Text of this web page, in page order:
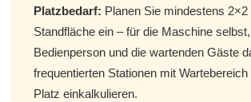
Platzbedarf: Planen Sie mindestens 2×2
Standfläche ein – für die Maschine
Bedienperson und die wartenden Gäste
frequentierten Stationen mit
Platz einkalkulieren.